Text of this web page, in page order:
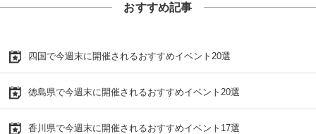
おすすめ記事
四国で今週末に開催されるおすすめイベント20選
徳島県で今週末に開催されるおすすめイベント20選
香川県で今週末に開催されるおすすめイベント17選